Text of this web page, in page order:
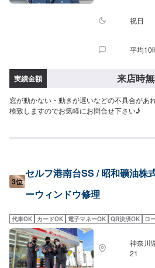
祝日
平均10
実績金額 来店時
窓が動かない・動きが遅いなどの不具合があ
検致しますのでお気軽にお問合せ下さい♪
3位
セルフ港南台SS / 昭和礦油
ーウィンドウ修理
代車OK カードOK 電子マネーOK QR決済OK ロ
神奈川
21